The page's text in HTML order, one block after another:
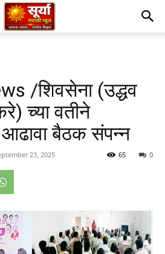
/शिवसेना (उद्धव
च्या वतीने
बैठक संपन्न
23, 2025 0
65